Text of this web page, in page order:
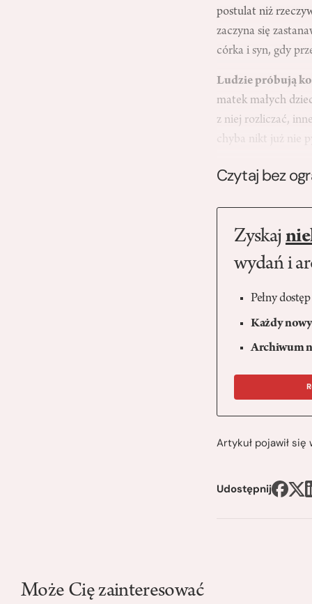
postulat niż
zaczyna się
córka i syn, gdy
Ludzie próbują
matek małych
z niej rozliczać,
chyba nikt już nie
Czytaj bez
Zyskaj
wydań i
Pełny
Każdy
Archiwum
Artykuł pojawił
Udostępnij
Może Cię zainteresować